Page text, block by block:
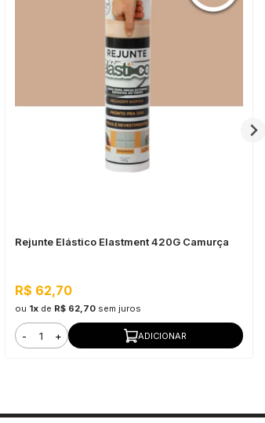
Rejunte Elástico Elastment 420G Camurça
R$ 62,70
ou 1xde R$ 62,70 sem juros
- + ADICIONAR